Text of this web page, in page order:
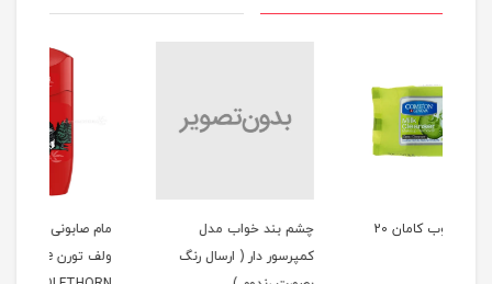
چشم بند خواب مدل
کمپرسور دار ( ارسال رنگ
مام صابونی اولد اسپایس
ولف تورن Old Spice